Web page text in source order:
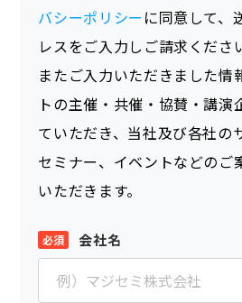
バシーポリシー に同意して、
レスをご入力しご請求くださ
またご入力いただきました情
トの主催・共催・協賛・講演
ていただき、当社及び各社の
セミナー、イベントなどのご
いただきます。
会社名